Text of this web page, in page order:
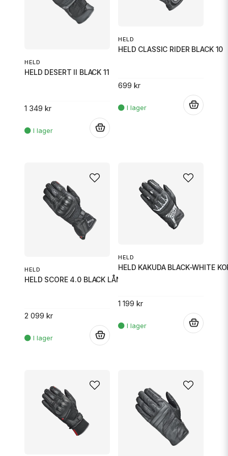
HELD
HELD DESERT II BLACK 11
1 349 kr
HELD
HELD CLASSIC RIDER BLACK 10
699 kr
HELD
HELD SCORE 4.0 BLACK LÅNG 9
2 099 kr
HELD
HELD KAKUDA BLACK-WHITE
1 199 kr